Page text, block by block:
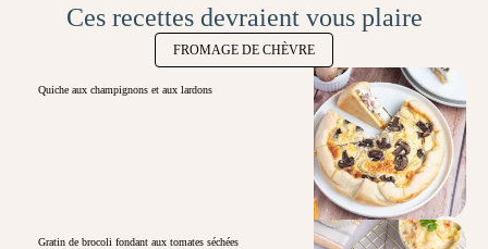
Ces recettes devraient vous plaire
FROMAGE DE CHÈVRE
Quiche aux champignons et aux lardons
Gratin de brocoli fondant aux tomates séchées